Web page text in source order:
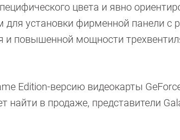
цвета и явно
установки фирменной панели с
повышенной мощности
Edition-версию видеокарты
в продаже, представители